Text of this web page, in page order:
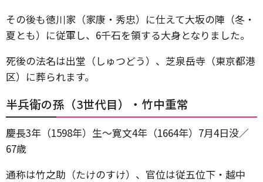
その後も徳川家（家康・秀忠）に仕えて大坂の陣（冬・
夏とも）に従軍し、6千石を領する大身となりました。
死後の法名は出堂（しゅつどう）、芝泉岳寺（東京都港
区）に葬られます。
半兵衛の孫（3世代目）・竹中重常
慶長3年（1598年）生～寛文4年（1664年）7月4日没／
67歳
通称は竹之助（たけのすけ）、官位は従五位下・越中